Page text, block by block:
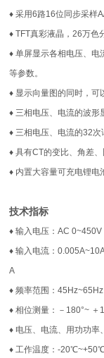
♦ 采用6路16位同步采样
♦ TFT真彩液晶，26万色
♦ 单屏显示各相电压、
等参数。
♦ 显示向量图的同时，可
♦ 三相电压、电流的波形
♦ 三相电压、电流的32次
♦ 具有CT的变比、角差、
♦ 内置大容量可充电锂电
技术指标
♦ 输入电压：AC
♦ 输入电流：
A
♦ 频率范围：
♦ 相位测量：－180°~ ＋
♦ 电压、电流、用功功率
♦ 工作温度：-